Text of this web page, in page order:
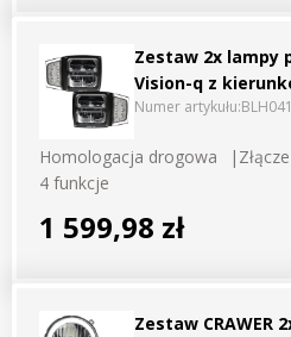
Zestaw 2x lampy
Vision-q z
Numer artykułu:
Homologacja drogowa
4 funkcje
1 599,98 zł
Zestaw CRAWER